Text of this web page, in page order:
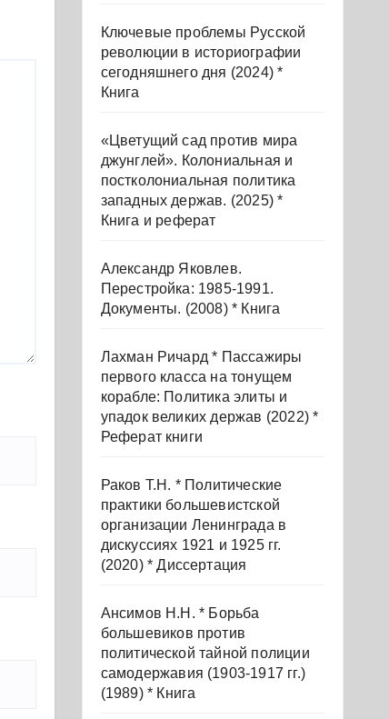
Ключевые проблемы Русской
революции в историографии
сегодняшнего дня (2024) *
Книга
«Цветущий сад против мира
джунглей». Колониальная и
постколониальная политика
западных держав. (2025) *
Книга и реферат
Александр Яковлев.
Перестройка: 1985-1991.
Документы. (2008) * Книга
Лахман Ричард * Пассажиры
первого класса на тонущем
корабле: Политика элиты и
упадок великих держав (2022) *
Реферат книги
Раков Т.Н. * Политические
практики большевистской
организации Ленинграда в
дискуссиях 1921 и 1925 гг.
(2020) * Диссертация
Ансимов Н.Н. * Борьба
большевиков против
политической тайной полиции
самодержавия (1903-1917 гг.)
(1989) * Книга